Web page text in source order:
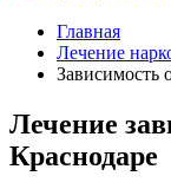
Главная
Лечение
Зависимость
Лечение
Краснодаре